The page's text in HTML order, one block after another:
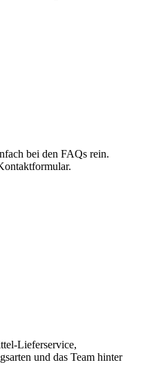
bei den FAQs rein.
Lieferservice,
und das Team hinter